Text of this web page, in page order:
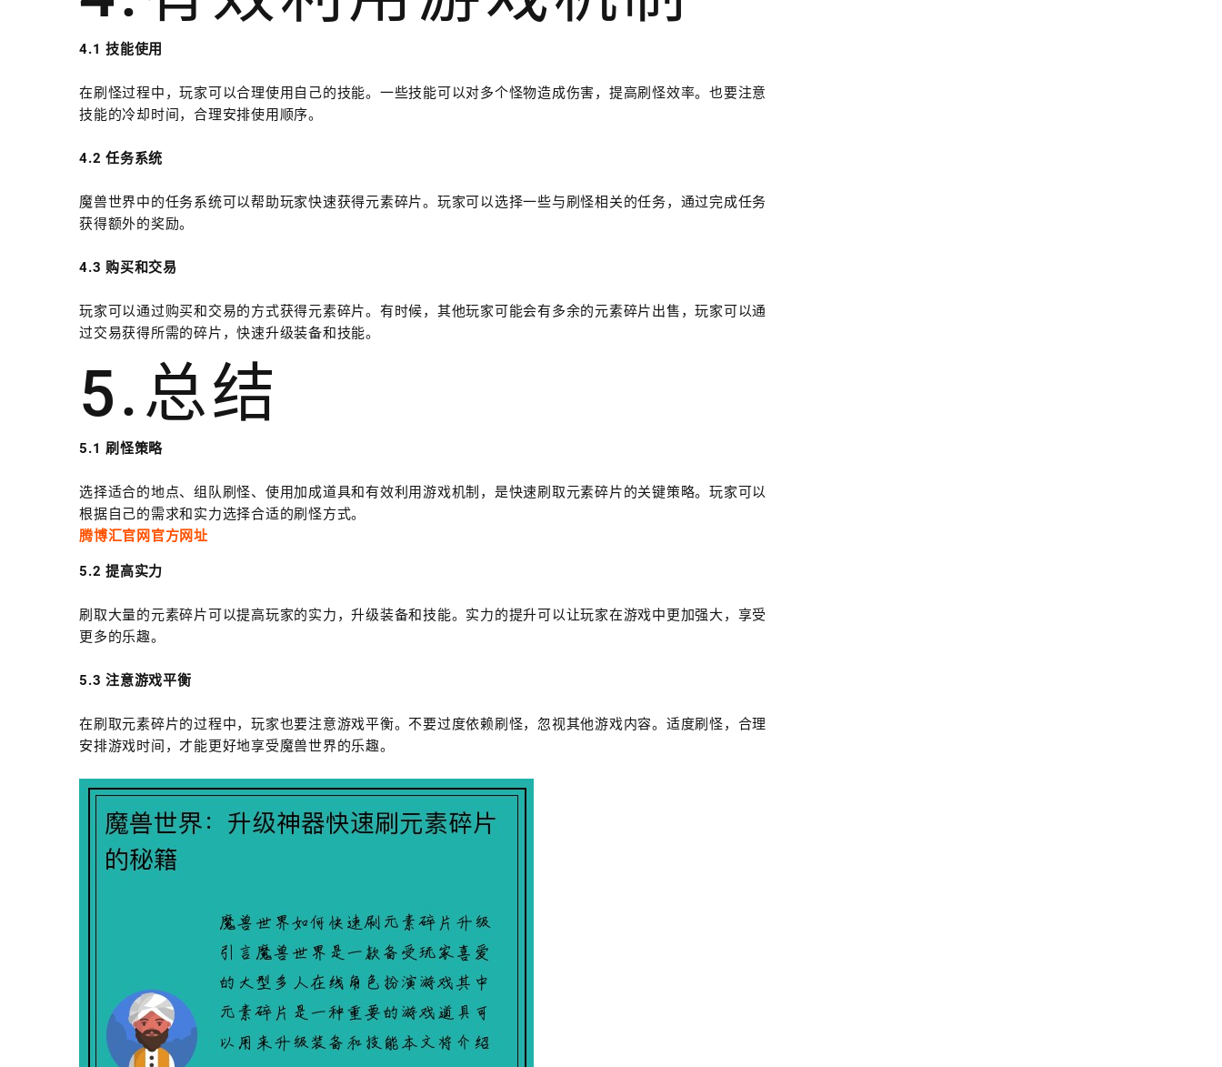
4.1 技能使用
在刷怪过程中，玩家可以合理使用自己的技能。一些技能可以对多个怪物造成伤害，提高刷怪效率。也要注意
技能的冷却时间，合理安排使用顺序。
4.2 任务系统
魔兽世界中的任务系统可以帮助玩家快速获得元素碎片。玩家可以选择一些与刷怪相关的任务，通过完成任务
获得额外的奖励。
4.3 购买和交易
玩家可以通过购买和交易的方式获得元素碎片。有时候，其他玩家可能会有多余的元素碎片出售，玩家可以通
过交易获得所需的碎片，快速升级装备和技能。
5.总结
5.1 刷怪策略
选择适合的地点、组队刷怪、使用加成道具和有效利用游戏机制，是快速刷取元素碎片的关键策略。玩家可以
根据自己的需求和实力选择合适的刷怪方式。
腾博汇官网官方网址
5.2 提高实力
刷取大量的元素碎片可以提高玩家的实力，升级装备和技能。实力的提升可以让玩家在游戏中更加强大，享受
更多的乐趣。
5.3 注意游戏平衡
在刷取元素碎片的过程中，玩家也要注意游戏平衡。不要过度依赖刷怪，忽视其他游戏内容。适度刷怪，合理
安排游戏时间，才能更好地享受魔兽世界的乐趣。